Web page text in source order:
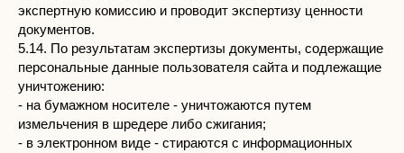
экспертную комиссию и проводит экспертизу ценности
документов.
5.14. По результатам экспертизы документы, содержащие
персональные данные пользователя сайта и подлежащие
уничтожению:
- на бумажном носителе - уничтожаются путем
измельчения в шредере либо сжигания;
- в электронном виде - стираются с информационных